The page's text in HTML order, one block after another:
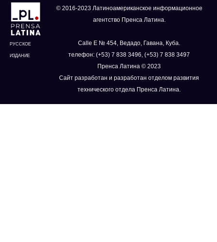
РУССКОЕ
ИЗДАНИЕ
© 2016-2023 Латиноамериканское информационное
агентство Пренса Латина.
Calle E № 454, Ведадо, Гавана, Куба.
телефон: (+53) 7 838 3496, (+53) 7 838 3497
Пренса Латина © 2023
Сайт разработан и разработан отделом развития
технического отдела Пренса Латина.